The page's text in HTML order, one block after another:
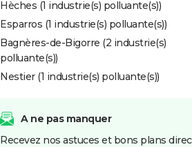
Hèches (1 industrie(s) polluante(s))
Esparros (1 industrie(s) polluante(s))
Bagnères-de-Bigorre (2 industrie(s)
polluante(s))
Nestier (1 industrie(s) polluante(s))
A ne pas manquer
Recevez nos astuces et bons plans